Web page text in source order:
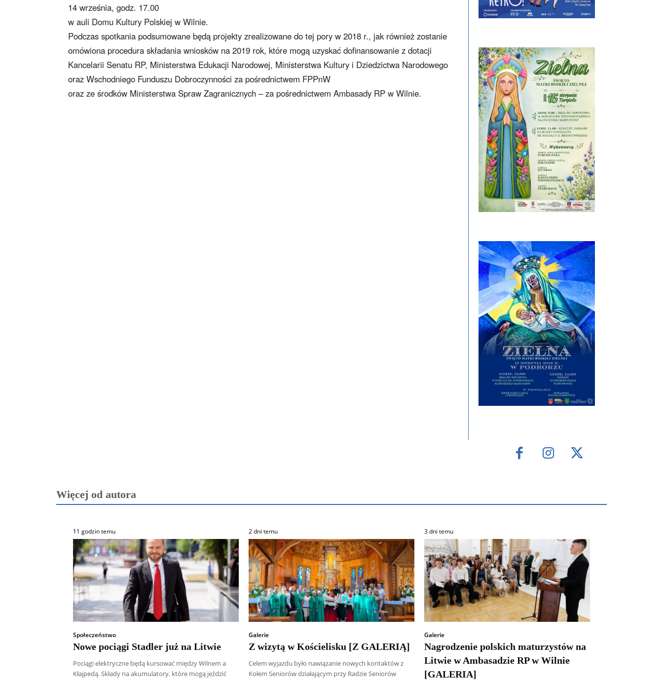
14 września, godz. 17.00
w auli Domu Kultury Polskiej w Wilnie.
Podczas spotkania podsumowane będą projekty zrealizowane do tej pory w 2018 r., jak również zostanie
omówiona procedura składania wniosków na 2019 rok, które mogą uzyskać dofinansowanie z dotacji
Kancelarii Senatu RP, Ministerstwa Edukacji Narodowej, Ministerstwa Kultury i Dziedzictwa Narodowego
oraz Wschodniego Funduszu Dobroczynności za pośrednictwem FPPnW
oraz ze środków Ministerstwa Spraw Zagranicznych – za pośrednictwem Ambasady RP w Wilnie.
Więcej od autora
11 godzin temu
Społeczeństwo
Nowe pociągi Stadler już na Litwie
Pociągi elektryczne będą kursować między Wilnem a
Kłajpedą. Składy na akumulatory, które mogą jeździć
2 dni temu
Galerie
Z wizytą w Kościelisku [Z GALERIĄ]
Celem wyjazdu było nawiązanie nowych kontaktów z
Kołem Seniorów działającym przy Radzie Seniorów
3 dni temu
Galerie
Nagrodzenie polskich maturzystów na
Litwie w Ambasadzie RP w Wilnie
[GALERIA]